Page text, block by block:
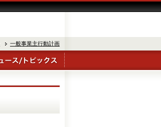
一般事業主行動計画